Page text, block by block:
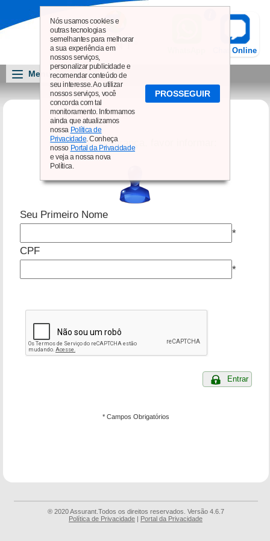
Nós usamos cookies e
outras tecnologias
semelhantes para melhorar
a sua experiência em
nossos serviços,
personalizar publicidade e
recomendar conteúdo de
seu interesse. Ao utilizar
nossos serviços, você
concorda com tal
monitoramento. Informamos
ainda que atualizamos
nossa Política de
Privacidade. Conheça
nosso Portal da Privacidade
e veja a nossa nova
Política.
PROSSEGUIR
Chat Online
Menu
Para sua segurança, favor informar:
Seu Primeiro Nome
*
CPF
*
Entrar
* Campos Obrigatórios
® 2020 Assurant.Todos os direitos reservados. Versão 4.6.7
Política de Privacidade | Portal da Privacidade